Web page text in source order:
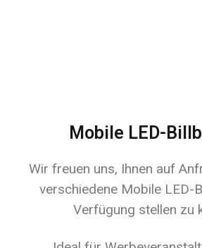
Mobile LED-
Wir freuen uns, Ihnen auf
verschiedene Mobile LED-
Verfügung stellen zu